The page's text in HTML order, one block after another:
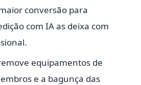
conversão para
com IA as deixa com
equipamentos de
e a bagunça das